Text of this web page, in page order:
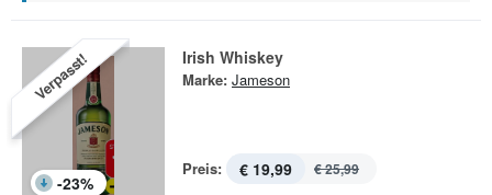
Verpasst!
-23%
Irish Whiskey
Marke: Jameson
Preis: € 19,99 € 25,99